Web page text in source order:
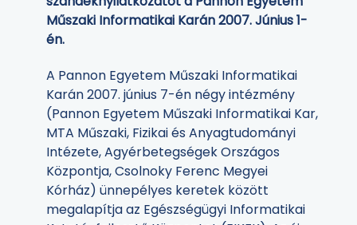
Műszaki Informatikai Karán 2007. Június 1-
én.
A Pannon Egyetem Műszaki Informatikai
Karán 2007. június 7-én négy intézmény
(Pannon Egyetem Műszaki Informatikai Kar,
MTA Műszaki, Fizikai és Anyagtudományi
Intézete, Agyérbetegségek Országos
Központja, Csolnoky Ferenc Megyei
Kórház) ünnepélyes keretek között
megalapítja az Egészségügyi Informatikai